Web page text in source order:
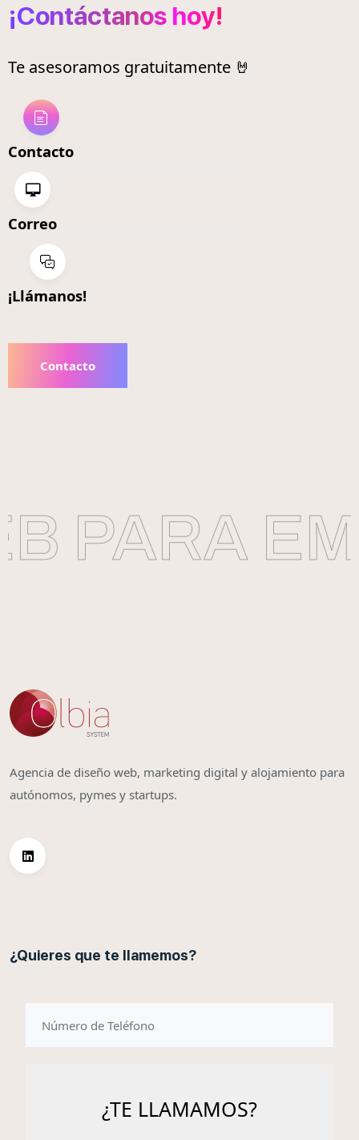
¡Contáctanos hoy!
Te asesoramos gratuitamente 🤘
Contacto
Correo
¡Llámanos!
Contacto
PARA
Agencia de diseño web, marketing digital y alojamiento para
autónomos, pymes y startups.
¿Quieres que te llamemos?